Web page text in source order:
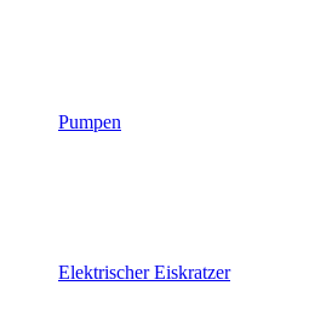
Pumpen
Elektrischer Eiskratzer